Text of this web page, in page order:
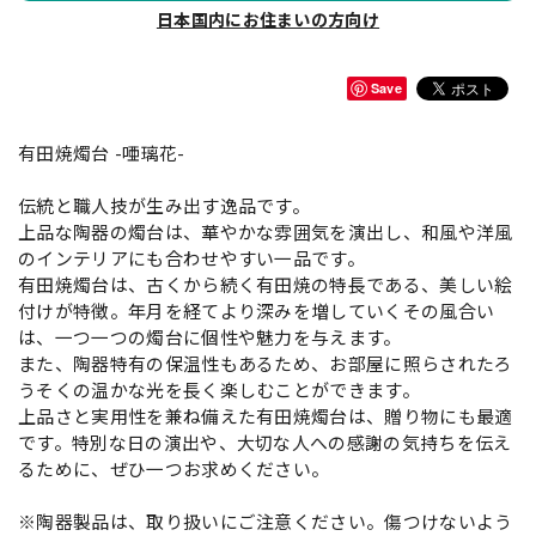
日本国内にお住まいの方向け
Save
有田焼燭台 -唖璃花-
伝統と職人技が生み出す逸品です。
上品な陶器の燭台は、華やかな雰囲気を演出し、和風や洋風
のインテリアにも合わせやすい一品です。
有田焼燭台は、古くから続く有田焼の特長である、美しい絵
付けが特徴。年月を経てより深みを増していくその風合い
は、一つ一つの燭台に個性や魅力を与えます。
また、陶器特有の保温性もあるため、お部屋に照らされたろ
うそくの温かな光を長く楽しむことができます。
上品さと実用性を兼ね備えた有田焼燭台は、贈り物にも最適
です。特別な日の演出や、大切な人への感謝の気持ちを伝え
るために、ぜひ一つお求めください。
※陶器製品は、取り扱いにご注意ください。傷つけないよう